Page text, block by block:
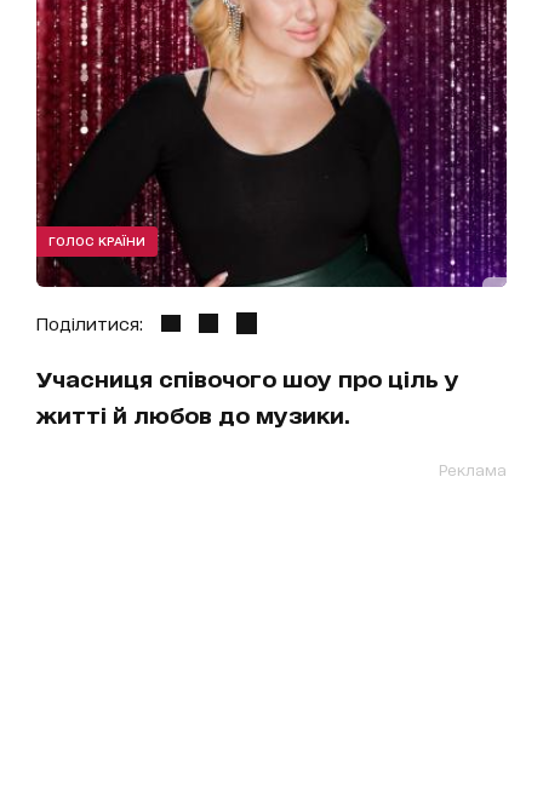
ГОЛОС КРАЇНИ
Поділитися:
Учасниця співочого шоу про ціль у
житті й любов до музики.
Реклама